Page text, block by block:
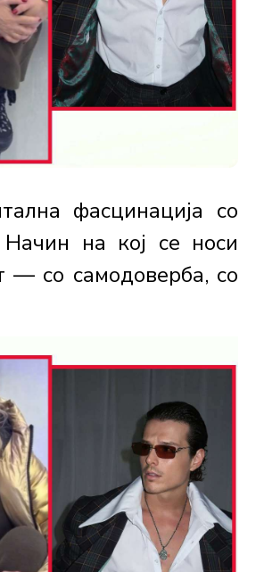
фасцинација со
на кој се носи
— со самодоверба, со